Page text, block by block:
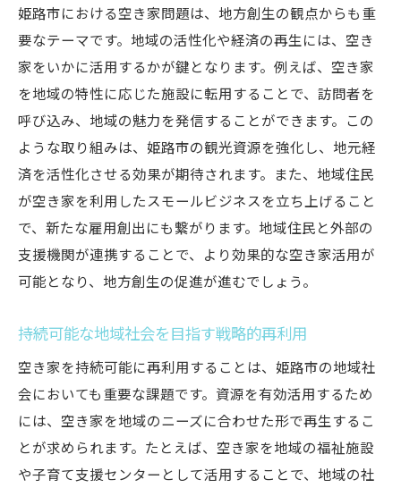
姫路市における空き家問題は、地方創生の観点からも重
要なテーマです。地域の活性化や経済の再生には、空き
家をいかに活用するかが鍵となります。例えば、空き家
を地域の特性に応じた施設に転用することで、訪問者を
呼び込み、地域の魅力を発信することができます。この
ような取り組みは、姫路市の観光資源を強化し、地元経
済を活性化させる効果が期待されます。また、地域住民
が空き家を利用したスモールビジネスを立ち上げること
で、新たな雇用創出にも繋がります。地域住民と外部の
支援機関が連携することで、より効果的な空き家活用が
可能となり、地方創生の促進が進むでしょう。
持続可能な地域社会を目指す戦略的再利用
空き家を持続可能に再利用することは、姫路市の地域社
会においても重要な課題です。資源を有効活用するため
には、空き家を地域のニーズに合わせた形で再生するこ
とが求められます。たとえば、空き家を地域の福祉施設
や子育て支援センターとして活用することで、地域の社